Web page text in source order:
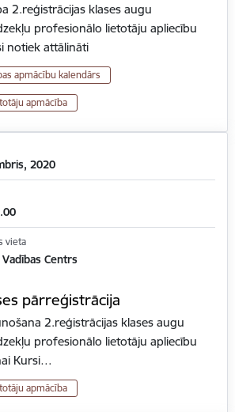
2.reģistrācijas klases augu
profesionālo lietotāju apliecību
notiek attālināti
apmācību kalendārs
apmācība
2020
vieta
Centrs
pārreģistrācija
2.reģistrācijas klases augu
profesionālo lietotāju apliecību
Kursi…
apmācība